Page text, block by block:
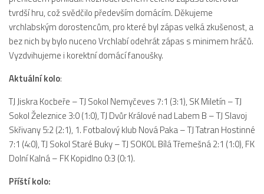
Hráči
Realizační tým
Zápasy
Ml. dorost
Zápasy MD
Hráči
Realizační tým
Zápasy
St. žáci
tvrdší hru, což svědčilo především domácím. Děkujeme
vrchlabským dorostencům, pro které byl zápas velká zkušenost, a
bez nich by bylo nuceno Vrchlabí odehrát zápas s minimem hráčů.
Vyzdvihujeme i korektní domácí fanoušky.
Aktuální kolo:
TJ Jiskra Kocbeře – TJ Sokol Nemyčeves 7:1 (3:1), SK Miletín – TJ
Sokol Železnice 3:0 (1:0), TJ Dvůr Králové nad Labem B – TJ Slavoj
Skřivany 5:2 (2:1), 1. Fotbalový klub Nová Paka – TJ Tatran Hostinné
7:1 (4:0), TJ Sokol Staré Buky – TJ SOKOL Bílá Třemešná 2:1 (1:0), FK
Dolní Kalná – FK Kopidlno 0:3 (0:1).
Příští kolo: